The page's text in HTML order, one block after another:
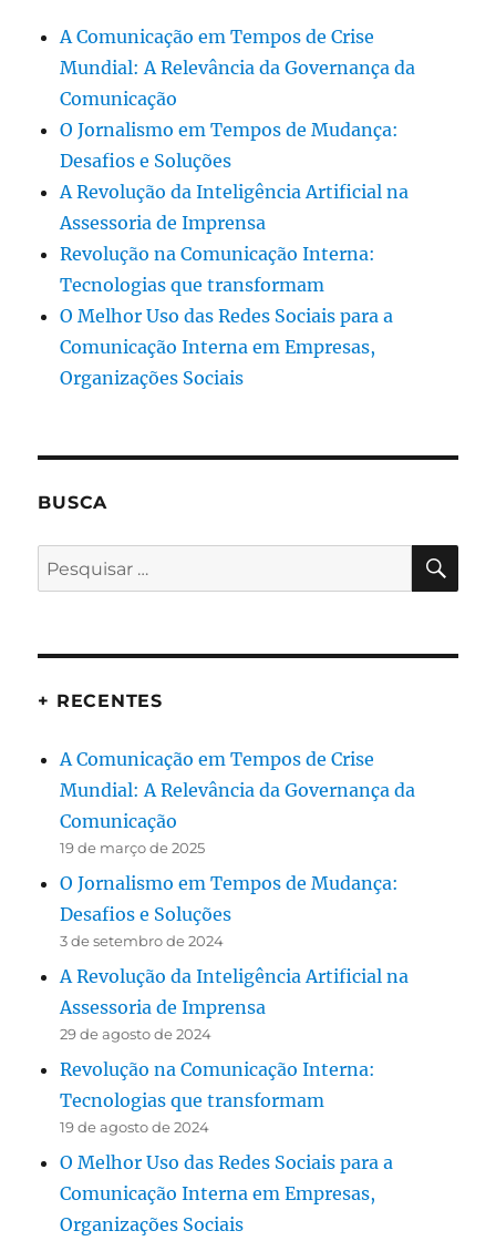
A Comunicação em Tempos de Crise
Mundial: A Relevância da Governança da
Comunicação
O Jornalismo em Tempos de Mudança:
Desafios e Soluções
A Revolução da Inteligência Artificial na
Assessoria de Imprensa
Revolução na Comunicação Interna:
Tecnologias que transformam
O Melhor Uso das Redes Sociais para a
Comunicação Interna em Empresas,
Organizações Sociais
BUSCA
Pesquisar
por:
+ RECENTES
A Comunicação em Tempos de Crise
Mundial: A Relevância da Governança da
Comunicação
19 de março de 2025
O Jornalismo em Tempos de Mudança:
Desafios e Soluções
3 de setembro de 2024
A Revolução da Inteligência Artificial na
Assessoria de Imprensa
29 de agosto de 2024
Revolução na Comunicação Interna:
Tecnologias que transformam
19 de agosto de 2024
O Melhor Uso das Redes Sociais para a
Comunicação Interna em Empresas,
Organizações Sociais